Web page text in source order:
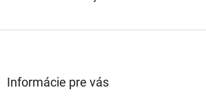
Informácie pre vás